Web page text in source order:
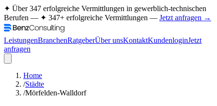
✦ Über 347 erfolgreiche Vermittlungen in gewerblich-technischen
Berufen — ✦ 347+ erfolgreiche Vermittlungen — Jetzt anfragen →
LeistungenBranchenRatgeberÜber unsKontaktKundenloginJetzt
anfragen
Home
/Städte
/Mörfelden-Walldorf